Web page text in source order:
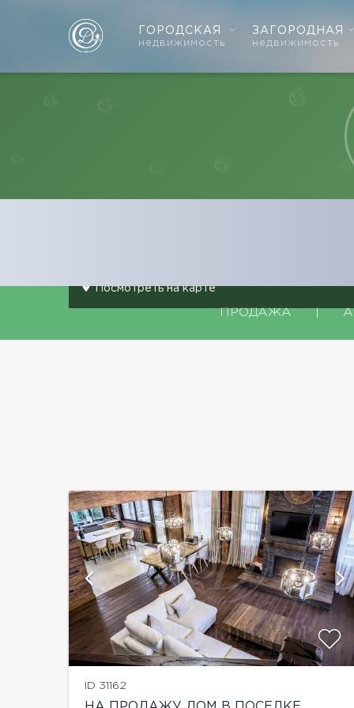
ГОРОДСКАЯ
недвижимость
ЗАГОРОДНАЯ
недвижимость
Посмотреть на карте
ПРОДАЖА
ID 31162